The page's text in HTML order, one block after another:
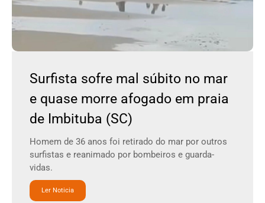
Surfista sofre mal súbito no mar
e quase morre afogado em praia
de Imbituba (SC)
Homem de 36 anos foi retirado do mar por outros
surfistas e reanimado por bombeiros e guarda-
vidas.
Ler Noticia